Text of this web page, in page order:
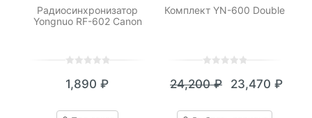
Радиосинхронизатор
Yongnuo RF-602 Canon
out
based
1,890 ₽
Комплект YN-600 Double
out
based
24,200₽
цена
23,470 ₽
Текущая
цена: